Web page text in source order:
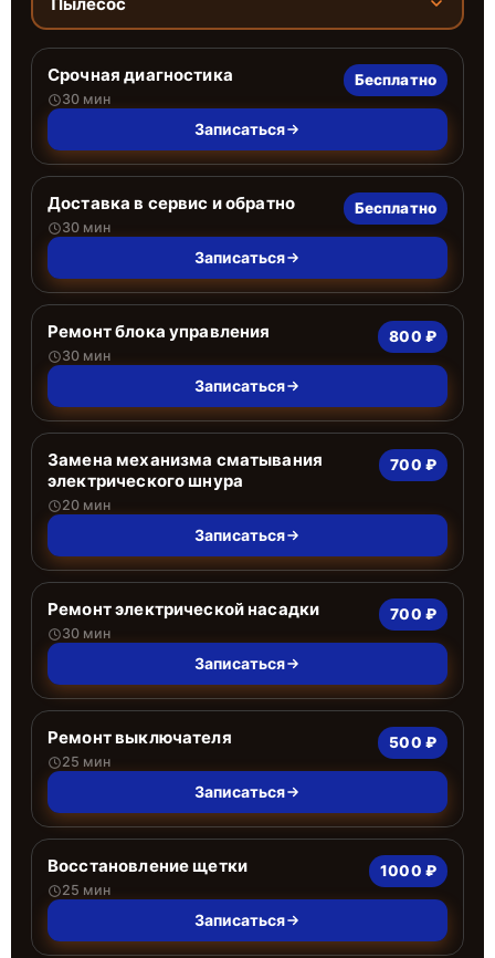
Срочная диагностика
30 мин
Бесплатно
Записаться
Доставка в сервис и обратно
30 мин
Бесплатно
Записаться
Ремонт блока управления
30 мин
800 ₽
Записаться
Замена механизма сматывания
электрического шнура
20 мин
700 ₽
Записаться
Ремонт электрической насадки
30 мин
700 ₽
Записаться
Ремонт выключателя
25 мин
500 ₽
Записаться
Восстановление щетки
25 мин
1000 ₽
Записаться